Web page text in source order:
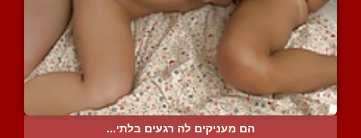
הם מעניקים לה רגעים בלתי...